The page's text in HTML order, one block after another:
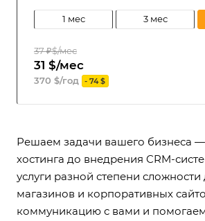
1 мес 3 мес
37 ₽$/мес
31 $/мес
370 $/год - 74 $
Решаем задачи вашего бизнеса
хостинга до внедрения CRM-
услуги разной степени сложности
магазинов и корпоративных
коммуникацию с вами и